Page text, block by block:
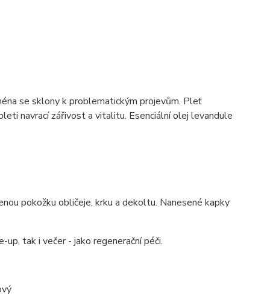
se sklony k problematickým projevům. Pleť
navrací zářivost a vitalitu. Esenciální olej levandule
pokožku obličeje, krku a dekoltu. Nanesené kapky
tak i večer - jako regenerační péči.